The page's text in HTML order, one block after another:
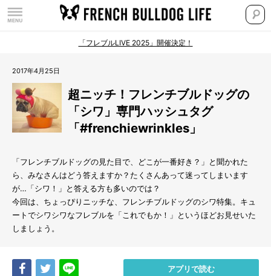
「フレブルLIVE 2025」開催決定！
2017年4月25日
超ニッチ！フレンチブルドッグの
「シワ」専門ハッシュタグ
「#frenchiewrinkles」
「フレンチブルドッグの見た目で、どこが一番好き？」と聞かれた
ら、みなさんはどう答えますか？たくさんあって迷ってしまいます
が…「シワ！」と答える方も多いのでは？
今回は、ちょっぴりニッチな、フレンチブルドッグのシワ特集。キュ
ートでシワシワなフレブルを「これでもか！」というほどお見せいた
しましょう。
Share Tweet アプリで読む